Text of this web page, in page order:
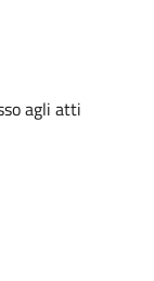
agli atti